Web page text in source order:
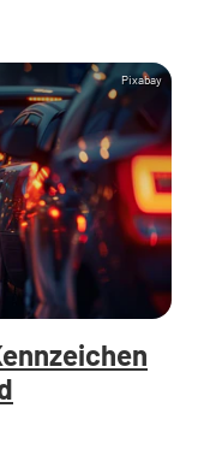
Pixabay